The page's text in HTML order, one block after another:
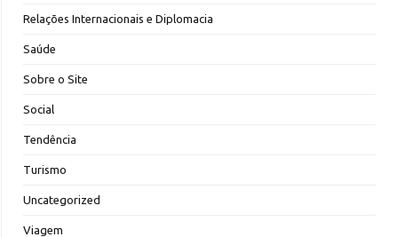
Relações Internacionais e Diplomacia
Saúde
Sobre o Site
Social
Tendência
Turismo
Uncategorized
Viagem